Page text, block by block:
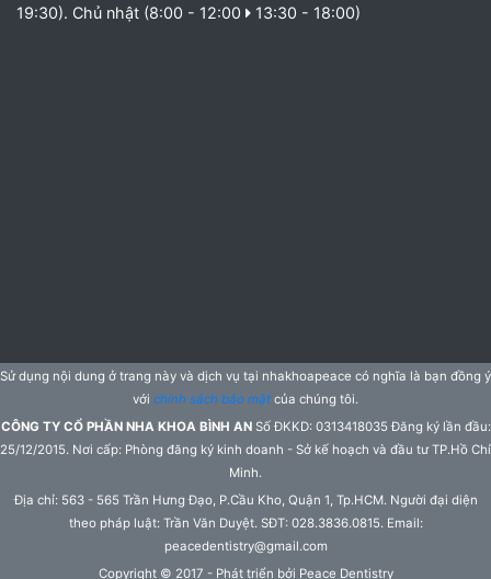
19:30). Chủ nhật (8:00 - 12:00
13:30 - 18:00)
Sử dụng nội dung ở trang này và dịch vụ tại nhakhoapeace có nghĩa là bạn đồng ý
với chính sách bảo mật của chúng tôi.
CÔNG TY CỔ PHẦN NHA KHOA BÌNH ANSố ĐKKD: 0313418035 Đăng ký lần đầu:
25/12/2015. Nơi cấp: Phòng đăng ký kinh doanh - Sở kế hoạch và đầu tư TP.Hồ Chí
Minh.
Địa chỉ: 563 - 565 Trần Hưng Đạo, P.Cầu Kho, Quận 1, Tp.HCM. Người đại diện
theo pháp luật: Trần Văn Duyệt. SĐT: 028.3836.0815. Email:
peacedentistry@gmail.com
Copyright © 2017 - Phát triển bởi Peace Dentistry